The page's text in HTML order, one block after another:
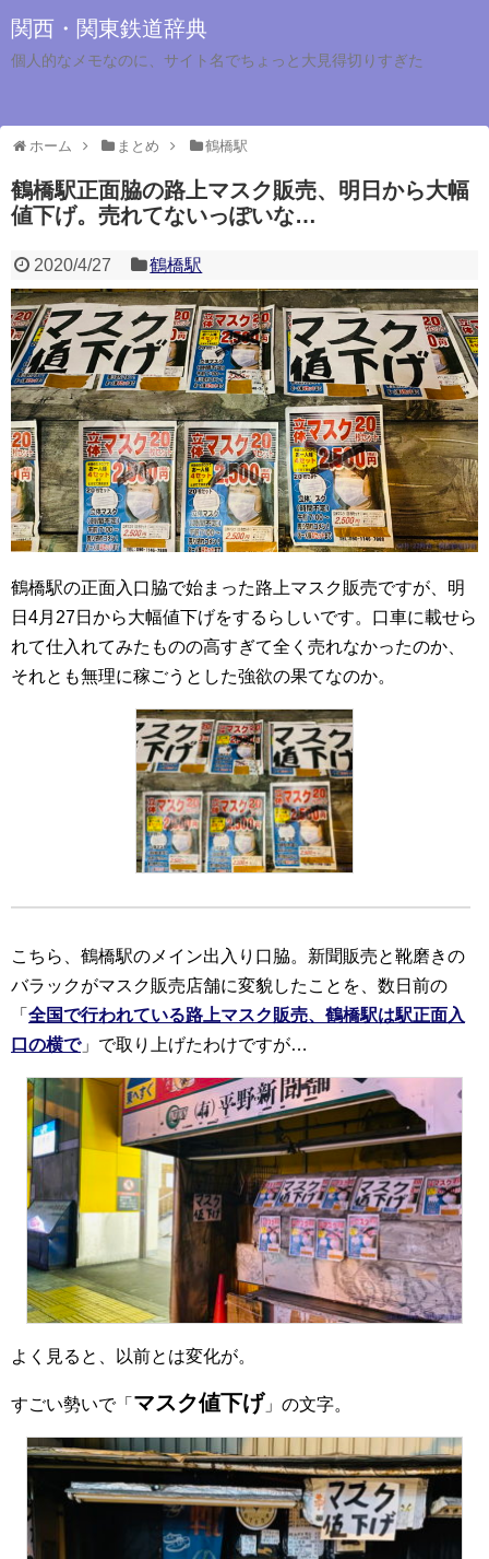
関西・関東鉄道辞典
個人的なメモなのに、サイト名でちょっと大見得切りすぎた
ホーム まとめ 鶴橋駅
鶴橋駅正面脇の路上マスク販売、明日から大幅
値下げ。売れてないっぽいな…
2020/4/27 鶴橋駅
鶴橋駅の正面入口脇で始まった路上マスク販売ですが、明
日4月27日から大幅値下げをするらしいです。口車に載せら
れて仕入れてみたものの高すぎて全く売れなかったのか、
それとも無理に稼ごうとした強欲の果てなのか。
こちら、鶴橋駅のメイン出入り口脇。新聞販売と靴磨きの
バラックがマスク販売店舗に変貌したことを、数日前の
「 全国で行われている路上マスク販売、鶴橋駅は駅正面入
口の横で」で取り上げたわけですが…
よく見ると、以前とは変化が。
すごい勢いで「 マスク値下げ 」の文字。